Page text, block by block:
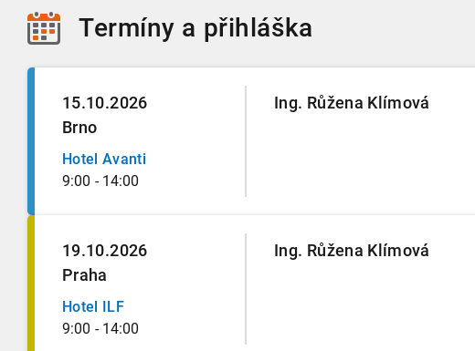
Termíny a přihláška
15.10.2026
Brno
Hotel Avanti
9:00 - 14:00
Ing. Růžena Klímová
19.10.2026
Praha
Hotel ILF
9:00 - 14:00
Ing. Růžena Klímová